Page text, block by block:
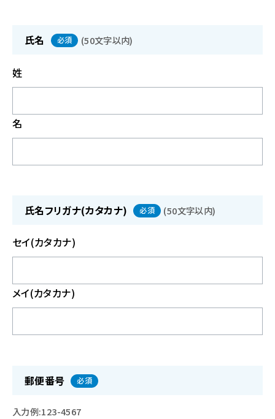
氏名 必須 (50文字以内)
姓
名
氏名フリガナ(カタカナ) 必須 (50文字以内)
セイ(カタカナ)
メイ(カタカナ)
郵便番号 必須
入力例:123-4567